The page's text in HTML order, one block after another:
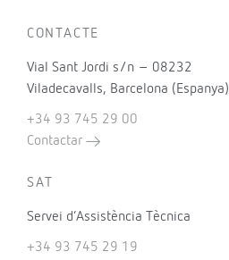
CONTACTE
Vial Sant Jordi s/n – 08232
Viladecavalls, Barcelona (Espanya)
+34 93 745 29 00
Contactar
SAT
Servei d’Assistència Tècnica
+34 93 745 29 19